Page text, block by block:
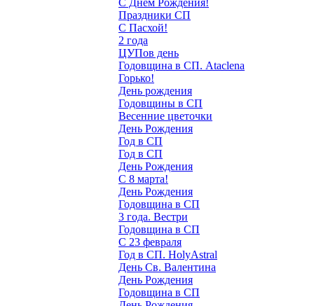
С Днём Рождения!
Праздники СП
С Пасхой!
2 года
ЦУПов день
Годовщина в СП. Ataclena
Горько!
День рождения
Годовщины в СП
Весенние цветочки
День Рождения
Год в СП
Год в СП
День Рождения
С 8 марта!
День Рождения
Годовщина в СП
3 года. Вестри
Годовщина в СП
С 23 февраля
Год в СП. HolyAstral
День Св. Валентина
День Рождения
Годовщина в СП